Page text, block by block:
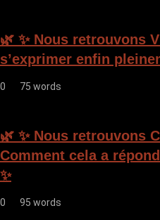
l
t
i
🌿 ✨ Nous retrouvons
s’exprimer enfin
0 75 words
🌿 ✨ Nous retrouvons
Comment cela a
✨
0 95 words